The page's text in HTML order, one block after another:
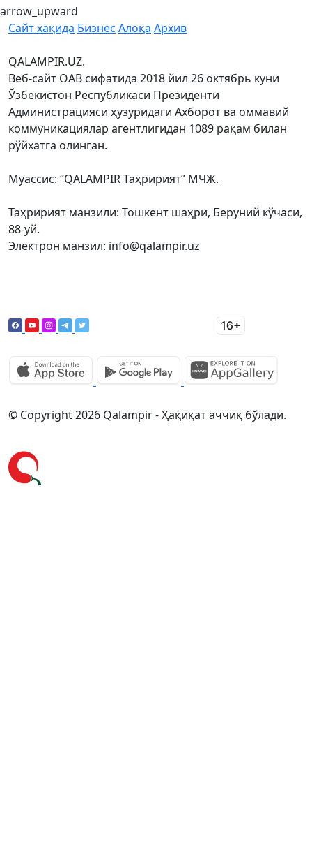
arrow_upward
Сайт хақида Бизнес Алоқа Архив
QALAMPIR.UZ.
Веб-сайт ОАВ сифатида 2018 йил 26 октябрь куни
Ўзбекистон Республикаси Президенти
Администрацияси ҳузуридаги Ахборот ва оммавий
коммуникациялар агентлигидан 1089 рақам билан
рўйхатга олинган.
Муассис: “QALAMPIR Таҳририят” МЧЖ.
Таҳририят манзили: Тошкент шаҳри, Беруний кўчаси,
88-уй.
Электрон манзил: info@qalampir.uz
© Copyright 2026 Qalampir - Ҳақиқат аччиқ бўлади.